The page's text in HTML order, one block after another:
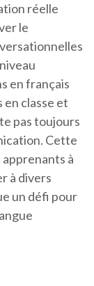
réelle
le
en français
classe et
pas toujours
Cette
à
à divers
un défi pour